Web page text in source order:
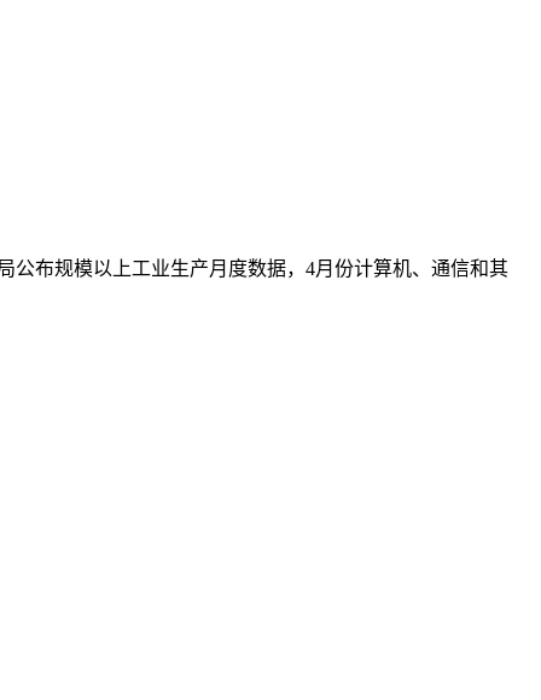
公布规模以上工业生产月度数据，4月份计算机、通信和其